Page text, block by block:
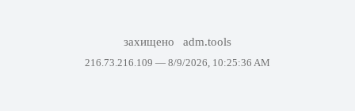
захищено adm.tools
216.73.216.109 — 8/9/2026, 10:25:36 AM